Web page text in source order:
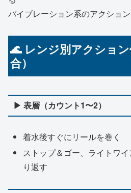
バイブレーション系のアクショ
🌊 レンジ別アクショ
合）
▶ 表層（カウント1〜2）
着水後すぐにリールを巻く
ストップ＆ゴー、ライトワ
り返す